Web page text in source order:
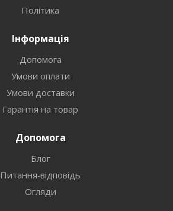
Політика
Інформація
Допомога
Умови оплати
Умови доставки
Гарантія на товар
Допомога
Блог
Питання-відповідь
Огляди